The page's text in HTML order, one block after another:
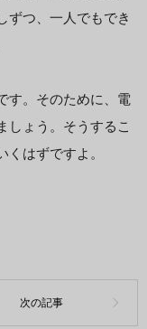
ずつ、一人でもでき
す。そのために、電
しょう。そうするこ
はずですよ。